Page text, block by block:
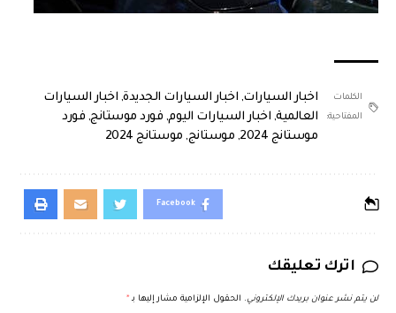
الكلمات
المفتاحية:
اخبار السيارات, اخبار السيارات الجديدة, اخبار السيارات
العالمية, اخبار السيارات اليوم, فورد موستانج, فورد
موستانج 2024
, موستانج, موستانج 2024
Facebook
اترك تعليقك
لن يتم نشر عنوان بريدك الإلكتروني. الحقول الإلزامية مشار إليها بـ *